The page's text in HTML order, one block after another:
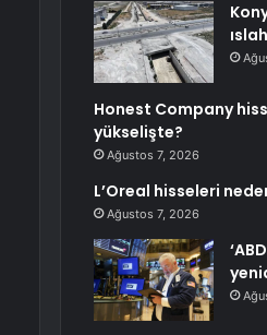
Honest Company
yükselişte?
Ağustos 7, 2026
L’Oreal hisseleri
Ağustos 7, 2026